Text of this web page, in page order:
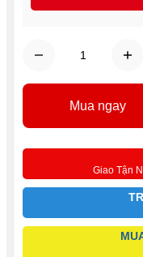
Giao Tận
Mua ngay